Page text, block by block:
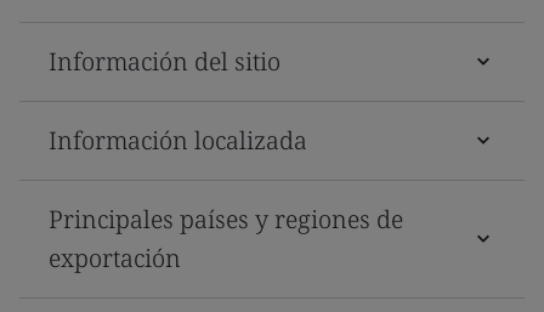
Información del sitio
Información localizada
Principales países y regiones de
exportación